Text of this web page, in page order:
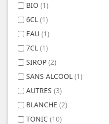
BIO (1)
6CL (1)
EAU (1)
7CL (1)
SIROP (2)
SANS ALCOOL (1)
AUTRES (3)
BLANCHE (2)
TONIC (10)